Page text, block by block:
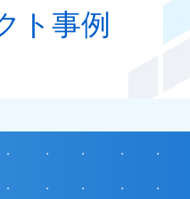
ョン・サービス IT基
企業
ト事例